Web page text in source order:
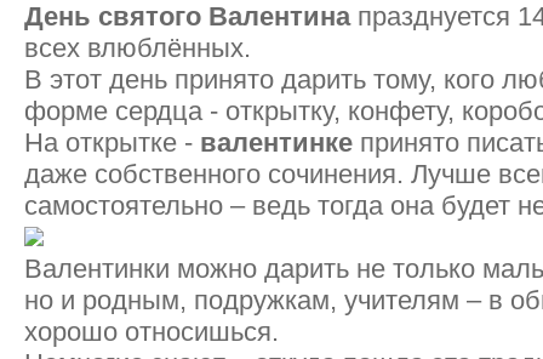
День святого Валентинапразднуется
всех влюблённых.
В этот день принято дарить тому, кого
форме сердца - открытку, конфету,
На открытке - валентинке принято
даже собственного сочинения. Лучше
самостоятельно – ведь тогда она будет
Валентинки можно дарить не только
но и родным, подружкам, учителям – в
хорошо относишься.